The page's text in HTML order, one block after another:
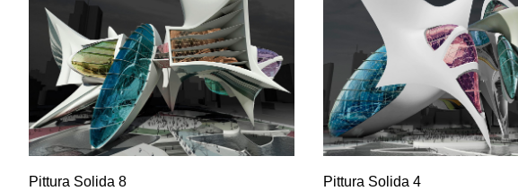
Pittura Solida 8 Pittura Solida 4